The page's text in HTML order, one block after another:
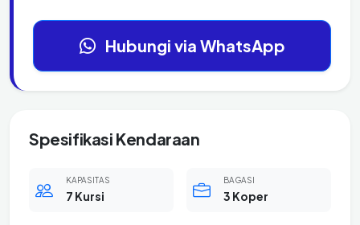
Hubungi via WhatsApp
Spesifikasi Kendaraan
KAPASITAS
7 Kursi
BAGASI
3 Koper